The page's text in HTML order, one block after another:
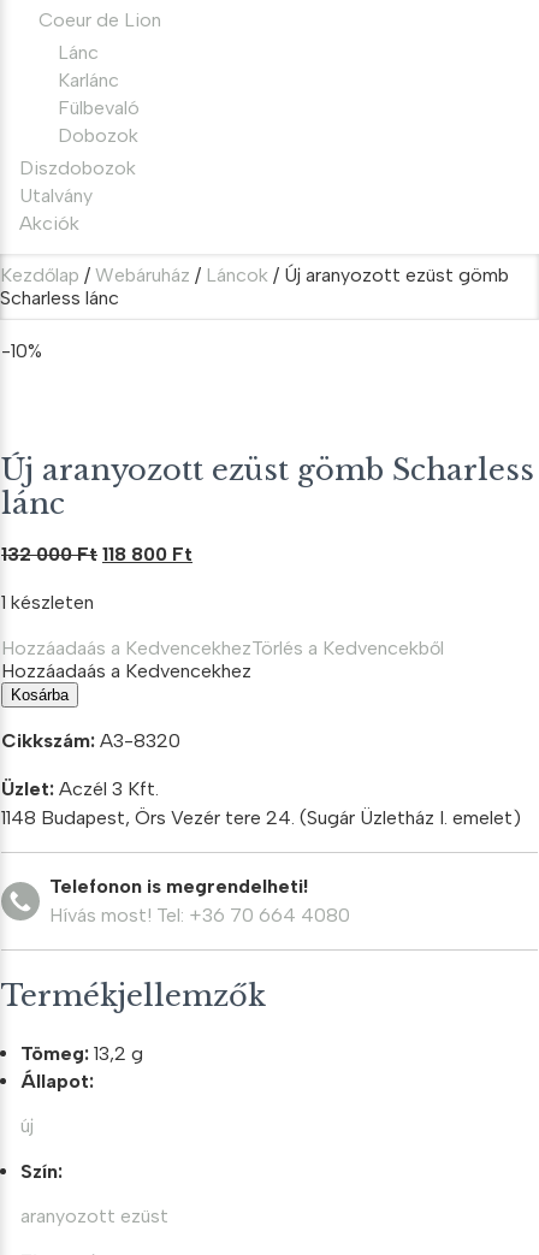
Coeur de Lion
Lánc
Karlánc
Fülbevaló
Dobozok
Diszdobozok
Utalvány
Akciók
Kezdőlap / Webáruház / Láncok / Új aranyozott ezüst gömb
Scharless lánc
-10%
Új aranyozott ezüst gömb Scharless
lánc
132 000Ft Original
132
000 Ft.
118 800 Ft
118
800 Ft.
1 készleten
Hozzáadaás a KedvencekhezTörlés a Kedvencekből
Hozzáadaás a Kedvencekhez
Új
aranyozott
ezüst
Scharless
lánc
mennyiség
Kosárba
Cikkszám: A3-8320
Üzlet: Aczél 3 Kft.
1148 Budapest, Örs Vezér tere 24. (Sugár Üzletház I. emelet)
Telefonon is megrendelheti!
Hívás most! Tel: +36 70 664 4080
Termékjellemzők
Tömeg: 13,2 g
Állapot:
új
Szín:
aranyozott ezüst